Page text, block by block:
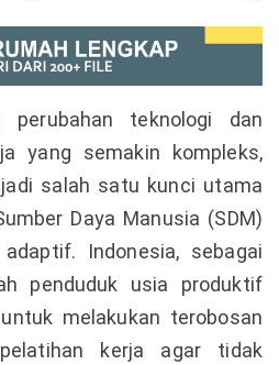
perubahan teknologi dan
yang semakin kompleks,
salah satu kunci utama
Daya Manusia (SDM)
Indonesia, sebagai
penduduk usia produktif
melakukan terobosan
kerja agar tidak